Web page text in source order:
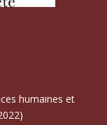
humaines et